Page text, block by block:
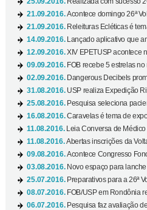
21.09.2016.Acontece domingo 26ª
21.09.2016. Releituras Ecléticas é
14.09.2016.
Lançado aplicativo que
12.09.2016.XIV EPETUSP acontece
09.09.2016. FOB recebe 5 estrelas
02.09.2016. Dangerous Decibels
31.08.2016. USP realiza Expedição
25.08.2016. Pesquisa seleciona
16.08.2016.Caravelas é tema de
11.08.2016.
Leia Conversa de
11.08.2016.Abertas inscrições da
09.08.2016.Acontece Congresso
03.08.2016. Novo espaço para
25.07.2016. Preparativos para a 26ª
08.07.2016. FOB/USP em Rondônia
06.07.2016. Pesquisa faz avaliação